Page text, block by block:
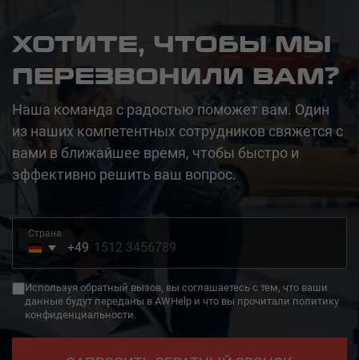
ХОТИТЕ, ЧТОБЫ МЫ
ПЕРЕЗВОНИЛИ ВАМ?
Наша команда с радостью поможет вам. Один
из наших компетентных сотрудников свяжется с
вами в ближайшее время, чтобы быстро и
эффективно решить ваш вопрос.
Страна
Germany
+49
+49
Используя обратный вызов, вы соглашаетесь с тем, что ваши
данные будут переданы в AWHelp и что вы прочитали политику
конфиденциальности.